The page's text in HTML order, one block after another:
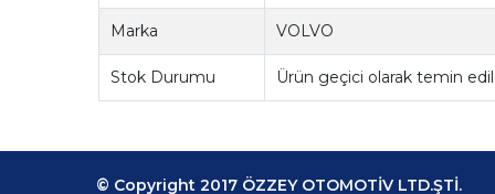
Marka VOLVO
Stok Durumu Ürün geçici olarak temin
© Copyright 2017 ÖZZEY OTOMOTİV LTD.ŞTİ.